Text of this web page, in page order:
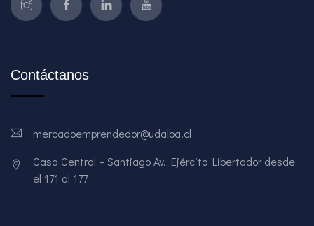
Contáctanos
mercadoemprendedor@udalba.cl
Casa Central – Santiago Av. Ejército Libertador desde
el 171 al 177